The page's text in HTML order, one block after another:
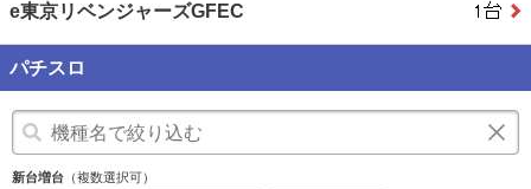
e東京リベンジャーズGFEC
パチスロ
新台増台 （複数選択可）